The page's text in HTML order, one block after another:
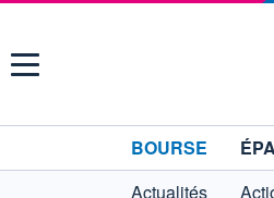
Menu
BOURSE
Actualités